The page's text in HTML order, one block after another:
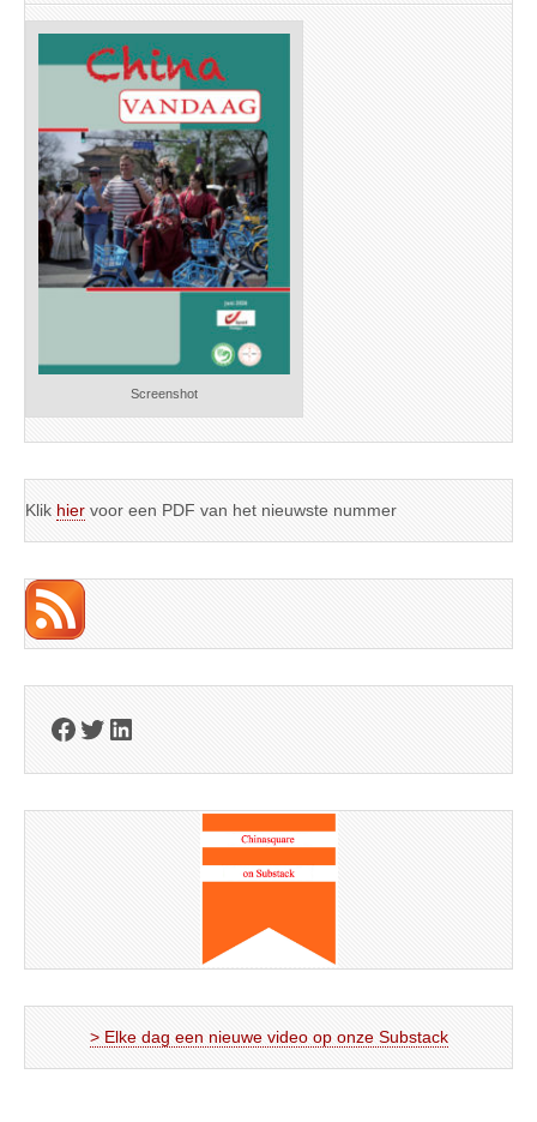
Screenshot
Klik hier voor een PDF van het nieuwste nummer
Facebook
Twitter
LinkedIn
> Elke dag een nieuwe video op onze Substack